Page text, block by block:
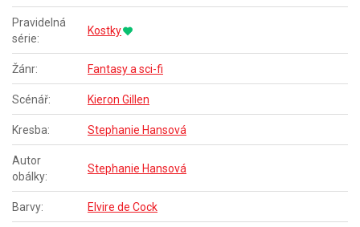
Pravidelná
série:
Kostky
Žánr: Fantasy a sci-fi
Scénář: Kieron Gillen
Kresba: Stephanie Hansová
Autor
obálky:
Stephanie Hansová
Barvy: Elvire de Cock